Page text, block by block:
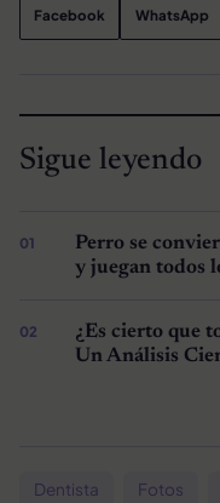
Facebook WhatsApp
Sigue leyendo
Perro se
y juegan todos
¿Es cierto que
Un Análisis
Dentista Fotos